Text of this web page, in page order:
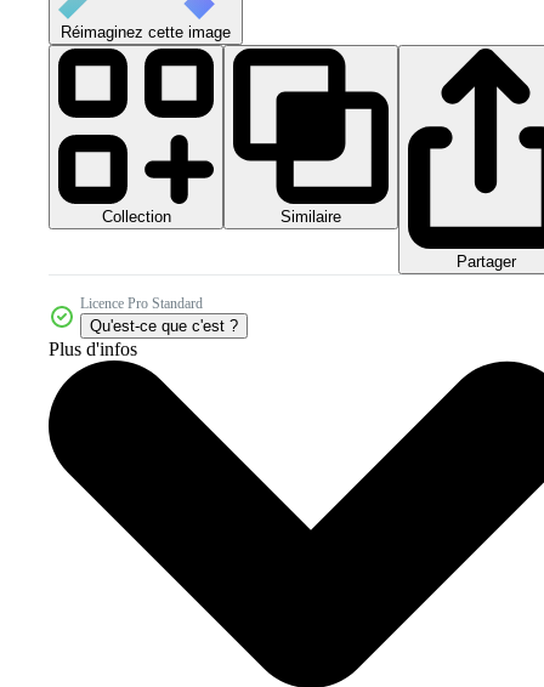
Réimaginez cette image
Collection Similaire
Partager
Licence Pro Standard
Qu'est-ce que c'est ?
Plus d'infos